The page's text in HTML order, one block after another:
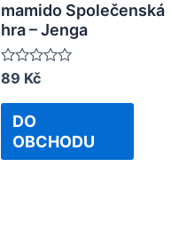
mamido Společenská
hra – Jenga
Rated
0
out
89 Kč
DO
OBCHODU